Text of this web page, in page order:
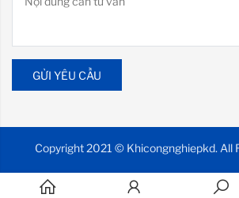
GỬI YÊU CẦU
Copyright 2021 © Khicongnghiepkd. All